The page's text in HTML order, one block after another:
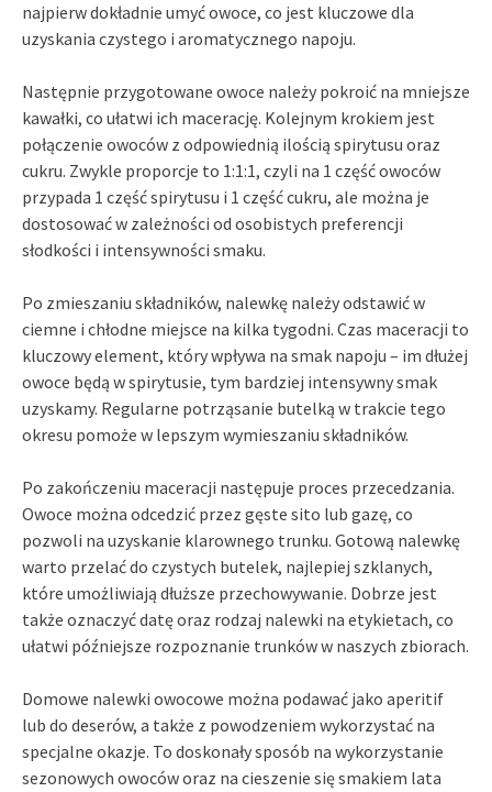
najpierw dokładnie umyć owoce, co jest kluczowe dla
uzyskania czystego i aromatycznego napoju.
Następnie przygotowane owoce należy pokroić na mniejsze
kawałki, co ułatwi ich macerację. Kolejnym krokiem jest
połączenie owoców z odpowiednią ilością spirytusu oraz
cukru. Zwykle proporcje to 1:1:1, czyli na 1 część owoców
przypada 1 część spirytusu i 1 część cukru, ale można je
dostosować w zależności od osobistych preferencji
słodkości i intensywności smaku.
Po zmieszaniu składników, nalewkę należy odstawić w
ciemne i chłodne miejsce na kilka tygodni. Czas maceracji to
kluczowy element, który wpływa na smak napoju – im dłużej
owoce będą w spirytusie, tym bardziej intensywny smak
uzyskamy. Regularne potrząsanie butelką w trakcie tego
okresu pomoże w lepszym wymieszaniu składników.
Po zakończeniu maceracji następuje proces przecedzania.
Owoce można odcedzić przez gęste sito lub gazę, co
pozwoli na uzyskanie klarownego trunku. Gotową nalewkę
warto przelać do czystych butelek, najlepiej szklanych,
które umożliwiają dłuższe przechowywanie. Dobrze jest
także oznaczyć datę oraz rodzaj nalewki na etykietach, co
ułatwi późniejsze rozpoznanie trunków w naszych zbiorach.
Domowe nalewki owocowe można podawać jako aperitif
lub do deserów, a także z powodzeniem wykorzystać na
specjalne okazje. To doskonały sposób na wykorzystanie
sezonowych owoców oraz na cieszenie się smakiem lata